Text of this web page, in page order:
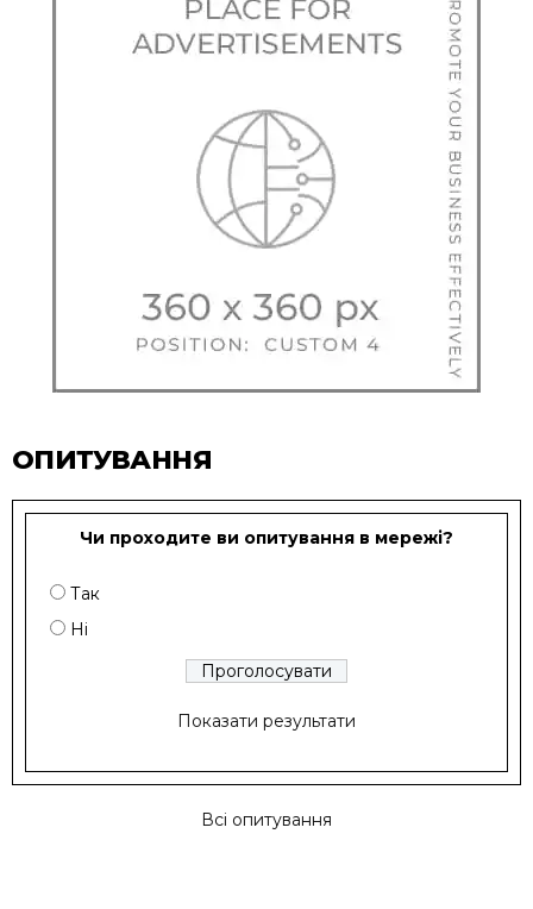
ОПИТУВАННЯ
Чи проходите ви опитування в мережі?
Так
Ні
Показати результати
Всі опитування